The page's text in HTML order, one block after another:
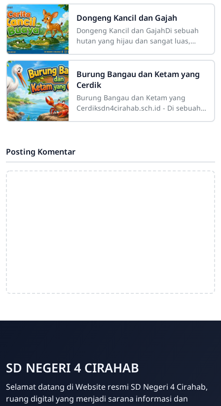
Admin
Online
macam hewan air dengan damai.
Airnya begitu
Dongeng Kancil dan Gajah
Dongeng Kancil dan GajahDi sebuah
hutan yang hijau dan sangat luas,
Ada burung-burung yang bernyanyi
setiap pagi,
Burung Bangau dan Ketam yang
Cerdik
Burung Bangau dan Ketam yang
Cerdiksdn4cirahab.sch.id - Di sebuah
Posting Komentar
SD NEGERI 4 CIRAHAB
Selamat datang di Website resmi SD Negeri 4 Cirahab,
ruang digital yang menjadi sarana informasi dan